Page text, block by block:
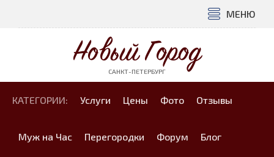
МЕНЮ
Новый Город
САНКТ-ПЕТЕРБУРГ
КАТЕГОРИИ: Услуги Цены Фото Отзывы
Муж на Час Перегородки Форум Блог